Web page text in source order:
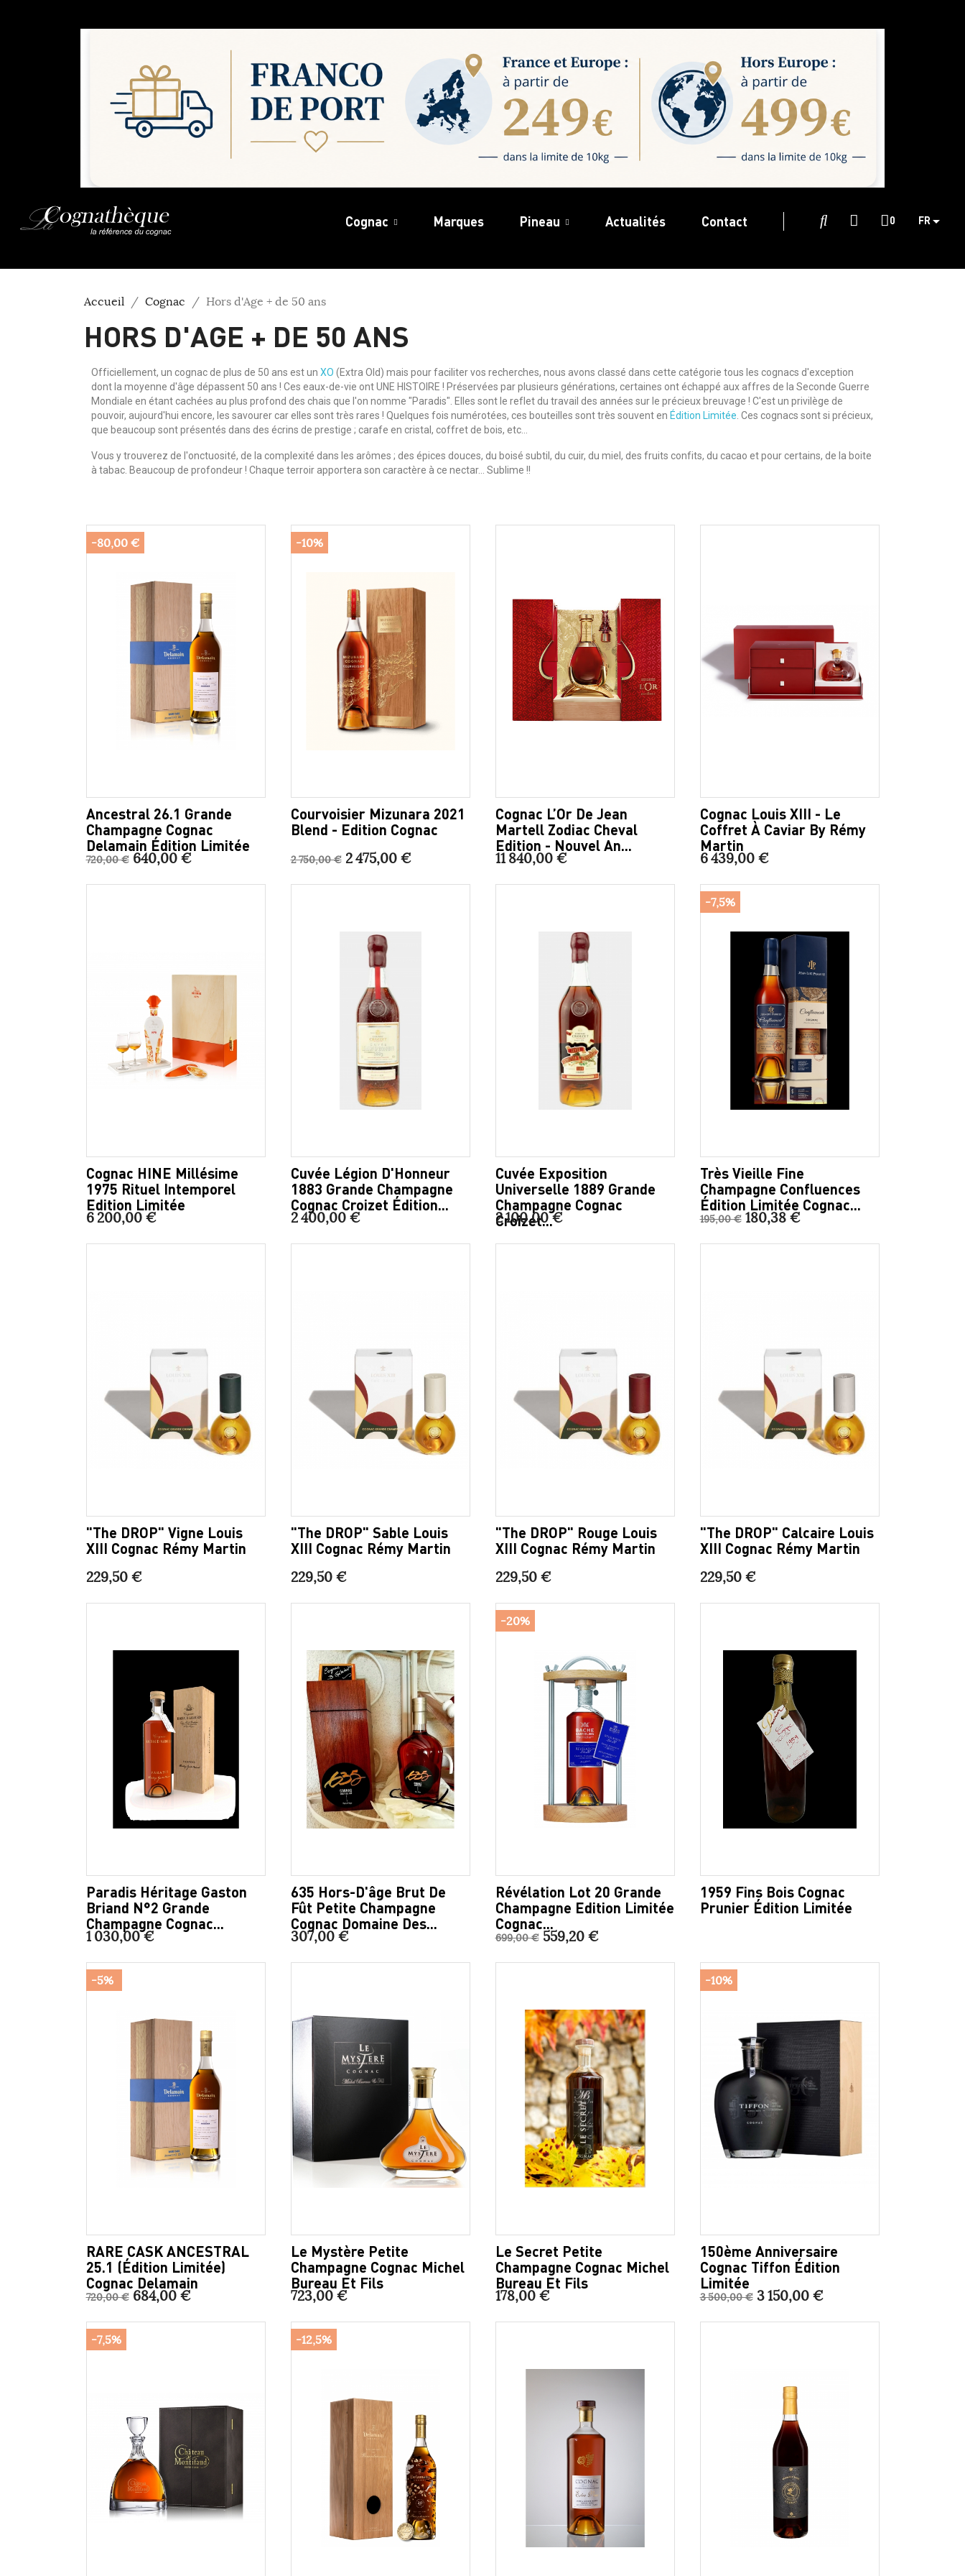
Cognac Marques Pineau Actualités Contact 0 FR
Accueil Cognac Hors d'Age + de 50 ans
HORS D'AGE + DE 50 ANS
Officiellement, un cognac de plus de 50 ans est un XO (Extra Old) mais pour faciliter vos recherches, nous avons classé dans cette catégorie tous les cognacs d'exception
dont la moyenne d'âge dépassent 50 ans ! Ces eaux-de-vie ont UNE HISTOIRE ! Préservées par plusieurs générations, certaines ont échappé aux affres de la Seconde Guerre
Mondiale en étant cachées au plus profond des chais que l'on nomme "Paradis". Elles sont le reflet du travail des années sur le précieux breuvage ! C'est un privilège de
pouvoir, aujourd'hui encore, les savourer car elles sont très rares ! Quelques fois numérotées, ces bouteilles sont très souvent en Édition Limitée . Ces cognacs sont si précieux,
que beaucoup sont présentés dans des écrins de prestige ; carafe en cristal, coffret de bois, etc...
Vous y trouverez de l'onctuosité, de la complexité dans les arômes ; des épices douces, du boisé subtil, du cuir, du miel, des fruits confits, du cacao et pour certains, de la boite
à tabac. Beaucoup de profondeur ! Chaque terroir apportera son caractère à ce nectar... Sublime !!
Ancestral 26.1 Grande
Champagne Cognac
Delamain Édition Limitée
720,00 € 640,00 €
-80,00 €
Courvoisier Mizunara 2021
Blend - Edition Cognac
2 750,00 € 2 475,00 €
-10%
Cognac L’Or De Jean
Martell Zodiac Cheval
Edition - Nouvel An...
11 840,00 €
Cognac Louis XIII - Le
Coffret À Caviar By Rémy
Martin
6 439,00 €
Cognac HINE Millésime
1975 Rituel Intemporel
Edition Limitée
6 200,00 €
Cuvée Légion D'Honneur
1883 Grande Champagne
Cognac Croizet Édition...
2 400,00 €
Cuvée Exposition
Universelle 1889 Grande
Champagne Cognac
Croizet...
2 100,00 €
Très Vieille Fine
Champagne Confluences
Édition Limitée Cognac...
195,00 € 180,38 €
-7,5%
"The DROP" Vigne Louis
XIII Cognac Rémy Martin
229,50 €
"The DROP" Sable Louis
XIII Cognac Rémy Martin
229,50 €
"The DROP" Rouge Louis
XIII Cognac Rémy Martin
229,50 €
"The DROP" Calcaire Louis
XIII Cognac Rémy Martin
229,50 €
Paradis Héritage Gaston
Briand N°2 Grande
Champagne Cognac...
1 030,00 €
635 Hors-D'âge Brut De
Fût Petite Champagne
Cognac Domaine Des...
307,00 €
Révélation Lot 20 Grande
Champagne Edition Limitée
Cognac...
699,00 € 559,20 €
-20%
1959 Fins Bois Cognac
Prunier Édition Limitée
RARE CASK ANCESTRAL
25.1 (Édition Limitée)
Cognac Delamain
720,00 € 684,00 €
-5%
Le Mystère Petite
Champagne Cognac Michel
Bureau Et Fils
723,00 €
Le Secret Petite
Champagne Cognac Michel
Bureau Et Fils
178,00 €
150ème Anniversaire
Cognac Tiffon Édition
Limitée
3 500,00 € 3 150,00 €
-10%
-7,5% -12,5%